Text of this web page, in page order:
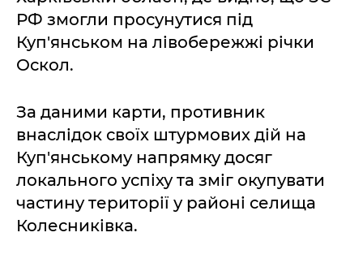
РФ змогли просунутися під
Куп'янськом на лівобережжі річки
Оскол.
За даними карти, противник
внаслідок своїх штурмових дій на
Куп'янському напрямку досяг
локального успіху та зміг окупувати
частину території у районі селища
Колесниківка.